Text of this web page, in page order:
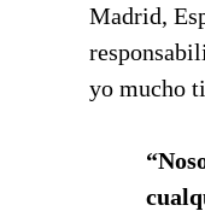
Madrid,
yo mucho